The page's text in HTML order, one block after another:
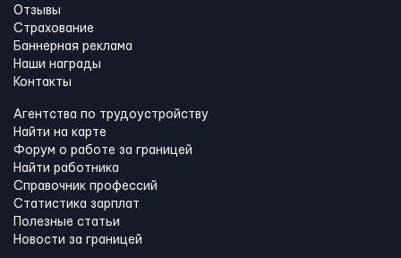
Отзывы
Страхование
Баннерная реклама
Наши награды
Контакты
Агентства по трудоустройству
Найти на карте
Форум о работе за границей
Найти работника
Справочник профессий
Статистика зарплат
Полезные статьи
Новости за границей